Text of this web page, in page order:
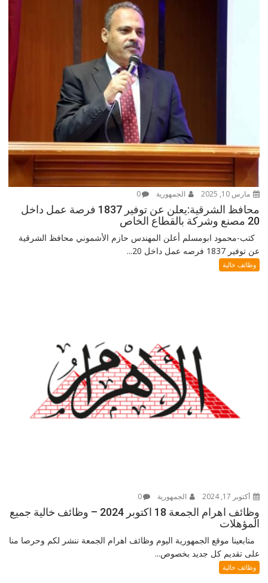
مارس 10, 2025 الجمهورية 0
محافظ الشرقية:يعلن عن توفير 1837 فرصة عمل داخل
20 مصنع وشركة بالقطاع الخاص
كتب-محمود ابومسلم أعلن المهندس حازم الأشموني محافظ الشرقية
عن توفير 1837 فرصه عمل داخل 20...
وظائف خالية
أكتوبر 17, 2024 الجمهورية 0
وظائف اهرام الجمعة 18 اكتوبر 2024 – وظائف خالية جميع
المؤهلات
متابعينا موقع الجمهورية اليوم وظائف اهرام الجمعة ننشر لكم وحرصا منا
على تقديم كل جديد بخصوص...
وظائف خالية